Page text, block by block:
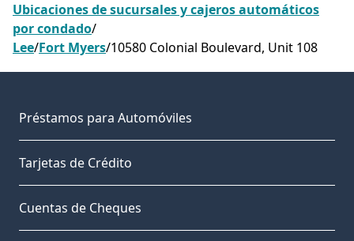
Ubicaciones de sucursales y cajeros automáticos
por condado/
Lee/Fort Myers/10580 Colonial Boulevard, Unit 108
Préstamos para Automóviles
Tarjetas de Crédito
Cuentas de Cheques